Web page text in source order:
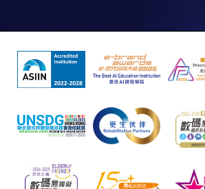
本學院（包括其僱員及附屬機構）對你在
因所導致的任何損失，一概不負責；上述
款卡、智能卡或其他付款的設施時出現任
失誤、延誤、中斷、中止、或限制（2）從
（3）付款的網關在完成網上付款時出現的
誤；（4）任何由付款的網關引起或與付款
因，包括未獲授權進入、資料傳送的改動
以上中文本純作參考之用，如內容與英文